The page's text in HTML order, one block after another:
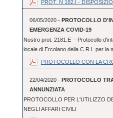
PROT. N 182.I -
06/05/2020 - PROTOCOLLO
EMERGENZA COVID-19
Nostro prot. 2181.E - Protocollo
locale di Ercolano della C.R.I. per la
PROTOCOLLO CON LA
22/04/2020 - PROTOCOLLO
ANNUNZIATA
PROTOCOLLO PER L'UTILIZZO
NEGLI AFFARI CIVILI